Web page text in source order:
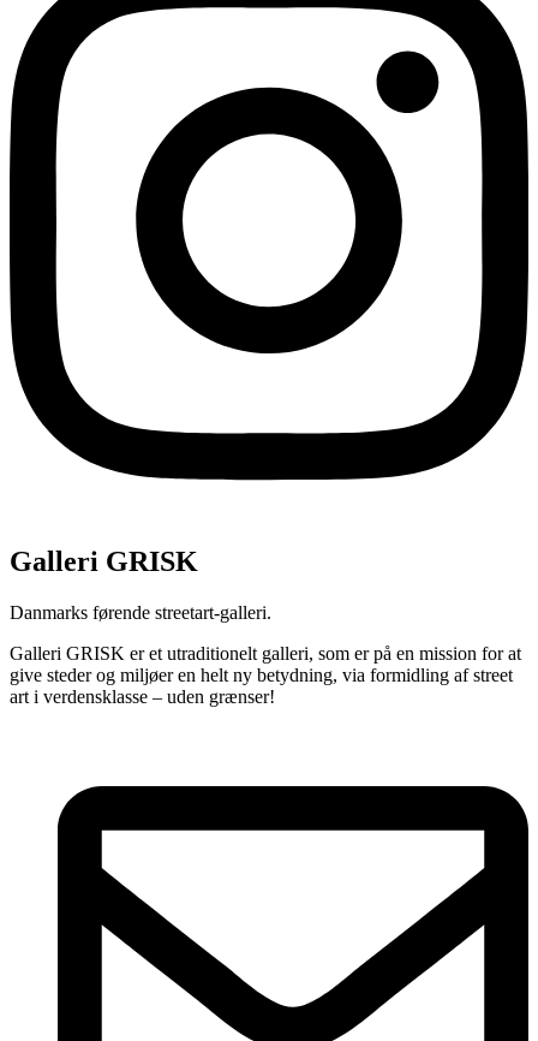
Galleri GRISK
Danmarks førende streetart-galleri.
Galleri GRISK er et utraditionelt galleri, som er på en mission for at
give steder og miljøer en helt ny betydning, via formidling af street
art i verdensklasse – uden grænser!